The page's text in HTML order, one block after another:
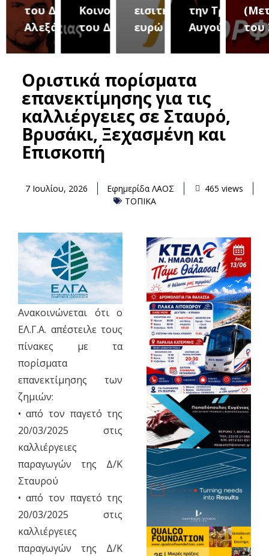
του Δήμου
Αλεξάνδρειας
Κοινοτήτων
του Δήμου
εισιτήριο 2
ευρώ
την Τρίτη 18
Αυγούστουτου
Οριστικά πορίσματα
επανεκτίμησης για τις
καλλιέργειες σε Σταυρό,
Βρυσάκι, Ξεχασμένη και
Επισκοπή
7 Ιουλίου, 2026 Εφημερίδα ΛΑΟΣ
465 views
ΤΟΠΙΚΑ
Ανακοινώνεται ότι ο
ΕΛ.Γ.Α. απέστειλε τους
πίνακες µε τα
πορίσµατα
επανεκτίµησης των
ζηµιών:
• από τον παγετό της
20/03/2025 στις
καλλιέργειες
παραγωγών της Δ/Κ
Σταυρού
• από τον παγετό της
20/03/2025 στις
καλλιέργειες
παραγωγών της Δ/Κ